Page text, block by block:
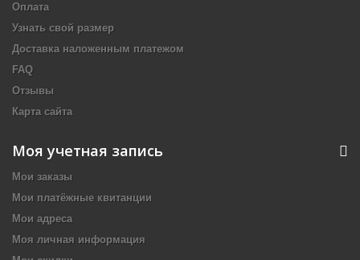
Оплата
Узнать свой размер
Доставка наложенным платежом
FAQ
Отзывы
Карта сайта
Моя учетная запись
Мои заказы
Мои платёжные квитанции
Мои адреса
Моя личная информация